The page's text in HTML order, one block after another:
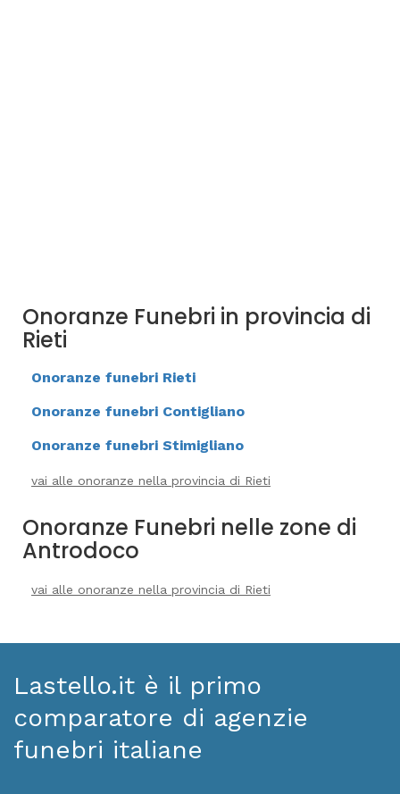
Onoranze Funebri in provincia di
Rieti
Onoranze funebri Rieti
Onoranze funebri Contigliano
Onoranze funebri Stimigliano
vai alle onoranze nella provincia di Rieti
Onoranze Funebri nelle zone di
Antrodoco
vai alle onoranze nella provincia di Rieti
Lastello.it è il primo
comparatore di agenzie
funebri italiane